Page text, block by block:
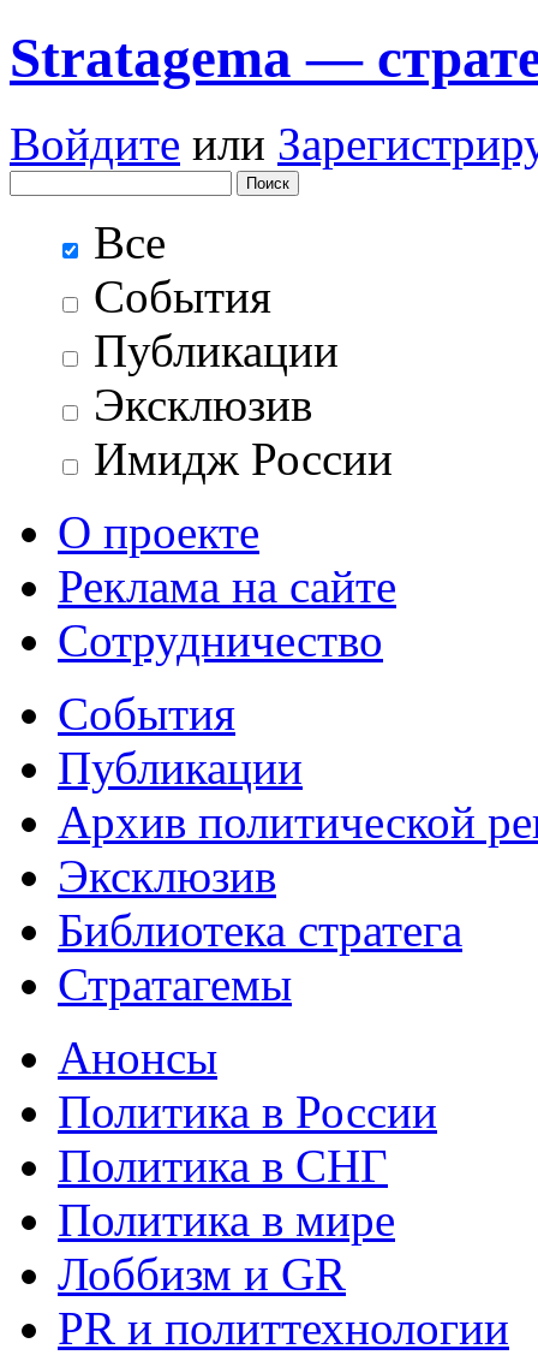
Stratagema —
Войдите или
Все
События
Публикации
Эксклюзив
Имидж России
О проекте
Реклама на сайте
Сотрудничество
События
Публикации
Архив политической
Эксклюзив
Библиотека стратега
Стратагемы
Анонсы
Политика в России
Политика в СНГ
Политика в мире
Лоббизм и GR
PR и политтехнологии